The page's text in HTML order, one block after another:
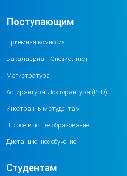
Поступающим
Приемная комиссия
Бакалавриат, Специалитет
Магистратура
Аспирантура, Докторантура (PhD)
Иностранным студентам
Второе высшее образование
Дистанционное обучение
Студентам